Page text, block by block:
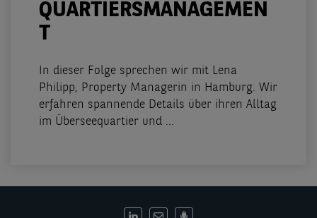
QUARTIERSMANAGEMEN
T
In dieser Folge sprechen wir mit Lena
Philipp, Property Managerin in Hamburg. Wir
erfahren spannende Details über ihren Alltag
im Überseequartier und ...